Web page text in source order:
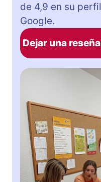
de 4,9 en su
Google.
Dejar una